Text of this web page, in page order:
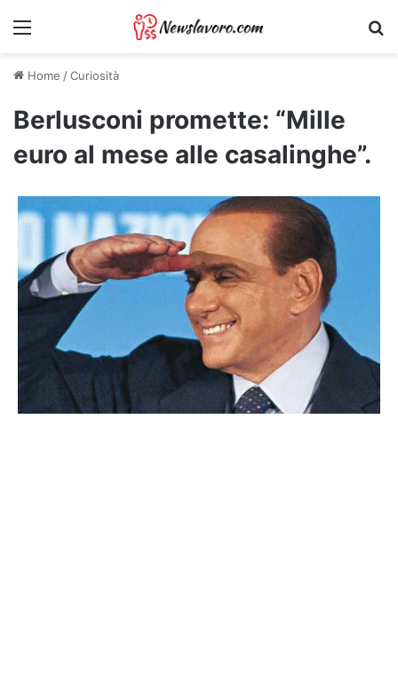
Menu
Home /Curiosità
Berlusconi promette: “Mille
euro al mese alle casalinghe”.